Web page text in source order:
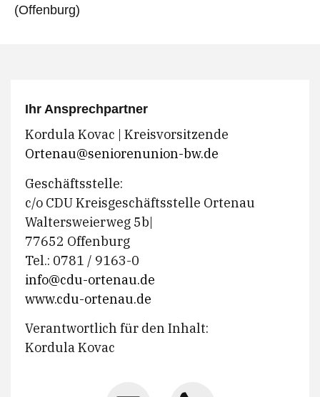
(Offenburg)
Ihr Ansprechpartner
Kordula Kovac | Kreisvorsitzende
Ortenau@seniorenunion-bw.de
Geschäftsstelle:
c/o CDU Kreisgeschäftsstelle Ortenau
Waltersweierweg 5b|
77652 Offenburg
Tel.: 0781 / 9163-0
info@cdu-ortenau.de
www.cdu-ortenau.de
Verantwortlich für den Inhalt:
Kordula Kovac